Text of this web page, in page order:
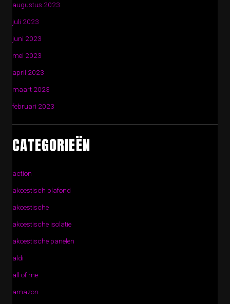
augustus 2023
juli 2023
juni 2023
mei 2023
april 2023
maart 2023
februari 2023
CATEGORIEËN
action
akoestisch plafond
akoestische
akoestische isolatie
akoestische panelen
aldi
all of me
amazon